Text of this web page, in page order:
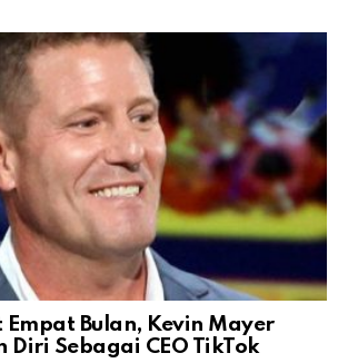
Empat Bulan, Kevin Mayer
Diri Sebagai CEO TikTok